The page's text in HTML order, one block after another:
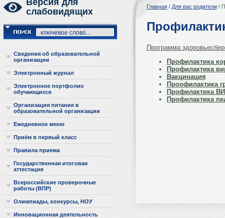
Версия для
слабовидящих
Сведения об образовательной
организации
Электронный журнал
Электронное портфолио
обучающихся
Организация питания в
образовательной организации
Ежедневное меню
Приём в первый класс
Правила приема
Государственная итоговая
аттестация
Всероссийские проверочные
работы (ВПР)
Олимпиады, конкурсы, НОУ
Инновационная деятельность
Главная/ Для вас родители/
Программа
Профилактика
Профилактика
Вакцинация
Проофилактика
Профилактика
Профилактика